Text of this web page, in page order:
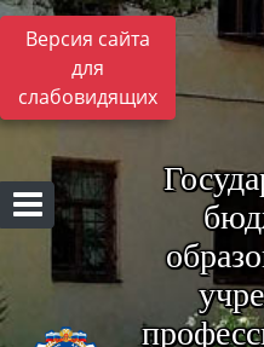
Версия сайта
для
слабовидящих